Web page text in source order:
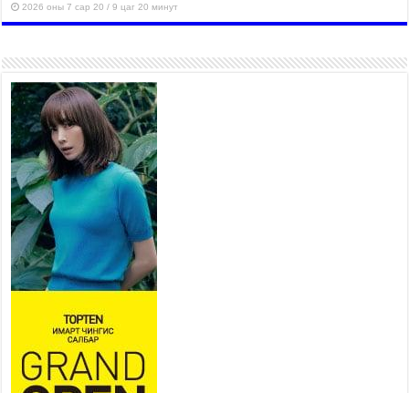
2026 оны 7 сар 20 / 9 цаг 20 минут
шугам хоолойн ажил 80
хувьтай үргэлжилж байна
2026 оны 7 сар 20 / 9 цаг 14 минут
Усархаг аадар бороо орж
байгаа тул аюулгүй байдлаа
хангаж, үер усны аюулаас
сэрэмжлэхийг нийслэлийн
Онцгой байдлын газраас анхааруулж байна
2026 оны 7 сар 20 / 9 цаг 09 минут
311 алба хаагч, 119 техник хэрэгсэлтэй ажиллаж
үер усны аюул, болзошгүй эрсдэлээс сэргийлж
байна
Аяллаа зөв төлөвлөхийг иргэдэд зөвлөж байна
2026 оны 7 сар 16 / 11 цаг 50 минут
Үер усны болзошгүй аюулаас сэргийлж,